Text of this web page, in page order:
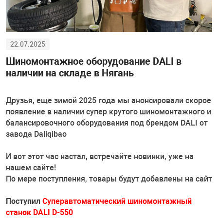
Траверсы,
Парковочные
Ямные пути
Комплекты
оборудования
Мойки колес
двигателя и
Проточка
Стяжки пружин
Подкатные
Лежаки
Рихтовка
Стенды
Стенды РУУК
Все стенды
Стенды развал
оборудование
Станции
кондиционеров
Различные
оборудование
Дозатрон
Головки,
Съемники
мебель
машинки
Инструменты и
Обработка шин
Нанокерамика
Запчасти для
PEAK
22.07.2025
Шиномонтажное оборудование DALI в
наличии на складе в Нягань
Друзья, еще зимой 2025 года мы анонсировали скорое
появление в наличии супер крутого шиномонтажного и
балансировочного оборудования под брендом DALI от
завода Daliqibao
И вот этот час настал, встречайте новинки, уже на
нашем сайте!
По мере поступления, товары будут добавлены на сайт
Поступил Суперавтоматический шиномонтажный
станок DALI D-550